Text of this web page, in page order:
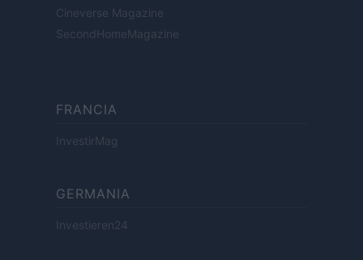
Cineverse Magazine
SecondHomeMagazine
FRANCIA
InvestirMag
GERMANIA
Investieren24